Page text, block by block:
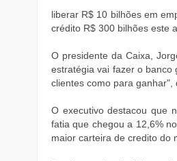
liberar R$ 10 bilhões em
crédito R$ 300 bilhões este
O presidente da Caixa,
estratégia vai fazer o
clientes como para ganhar",
O executivo destacou que
fatia que chegou a 12,6%
maior carteira de credito do